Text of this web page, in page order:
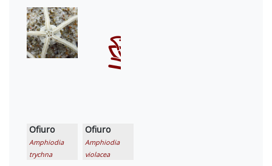
Ofiuro
Amphiodia
trychna
Ofiuro
Amphiodia
violacea